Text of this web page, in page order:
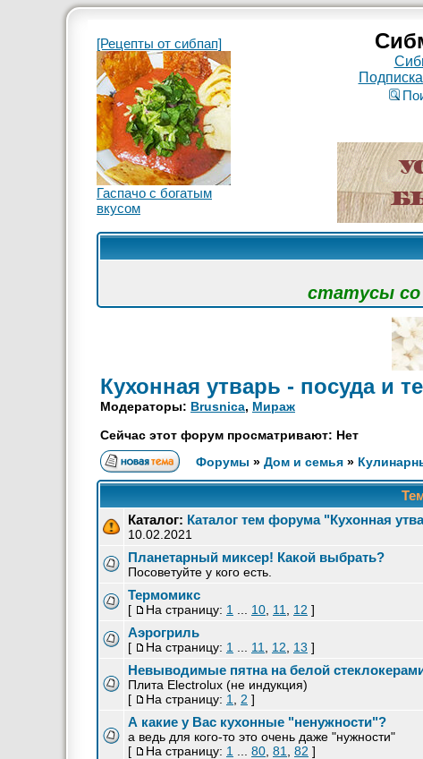
[Рецепты от сибпап]
Гаспачо с богатым
вкусом
статусы со
Кухонная утварь - посуда и
Модераторы: Brusnica, Мираж
Сейчас этот форум просматривают: Нет
Форумы » Дом и семья »
Каталог: Каталог тем форума "Кухонная
10.02.2021
Планетарный миксер! Какой выбрать?
Посоветуйте у кого есть.
Термомикс
[ На страницу: 1 10 11 12 ]
Аэрогриль
[ На страницу: 1 11 12 13 ]
Невыводимые пятна на белой
Плита Electrolux (не индукция)
[
На страницу: 1 2 ]
А какие у Вас кухонные "ненужности"?
а ведь для кого-то это очень даже "нужности"
[
На страницу: 1 80 81 82 ]